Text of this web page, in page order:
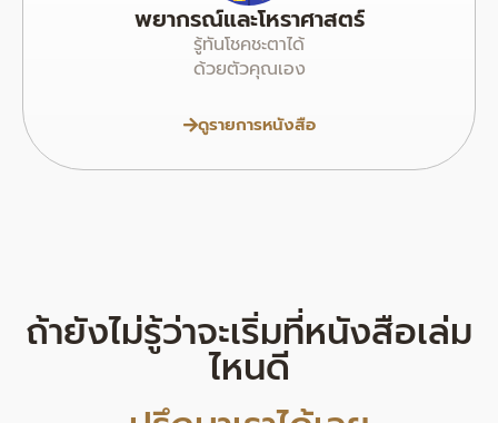
พยากรณ์และโหราศาสตร์
รู้ทันโชคชะตาได้
ด้วยตัวคุณเอง
ดูรายการหนังสือ
ถ้ายังไม่รู้ว่าจะเริ่มที่หนังสือเล่ม
ไหนดี